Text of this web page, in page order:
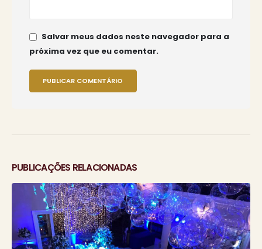
Salvar meus dados neste navegador para a
próxima vez que eu comentar.
PUBLICAÇÕES RELACIONADAS